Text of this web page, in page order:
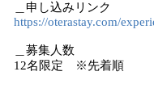
＿申し込みリンク
https://oterastay.com/
＿募集人数
12名限定 ※先着順